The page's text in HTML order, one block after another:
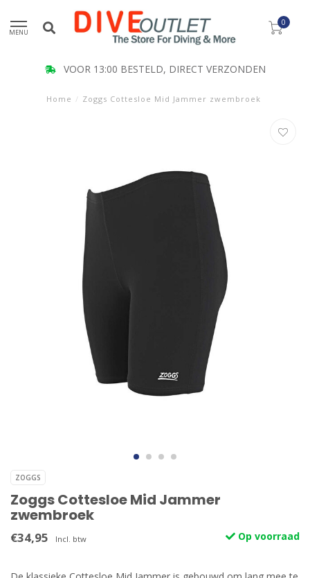
MENU
0
VOOR 13:00 BESTELD, DIRECT VERZONDEN
Home / Zoggs Cottesloe Mid Jammer zwembroek
ZOGGS
Zoggs Cottesloe Mid Jammer
zwembroek
€34,95 Incl. btw Op voorraad